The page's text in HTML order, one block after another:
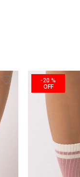
-20 %